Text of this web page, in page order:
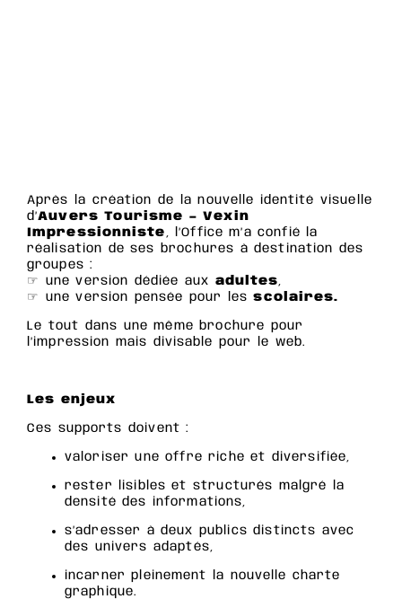
Après la création de la nouvelle identité visuelle
d’Auvers Tourisme – Vexin
Impressionniste
, l’Office m’a confié la
réalisation de ses brochures à destination des
groupes :
☞ une version dédiée aux adultes
☞ une version pensée pour lesscolaires.
Le tout dans une même brochure pour
l’impression mais divisable pour le web.
Les enjeux
Ces supports doivent :
valoriser une offre riche et diversifiée,
rester lisibles et structurés malgré la
densité des informations,
s’adresser à deux publics distincts avec
des univers adaptés,
incarner pleinement la nouvelle charte
graphique.